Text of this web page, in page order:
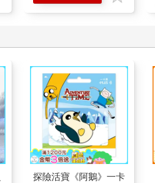
探險活寶《阿鵝》一卡